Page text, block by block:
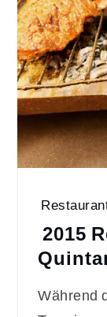
2015
Während